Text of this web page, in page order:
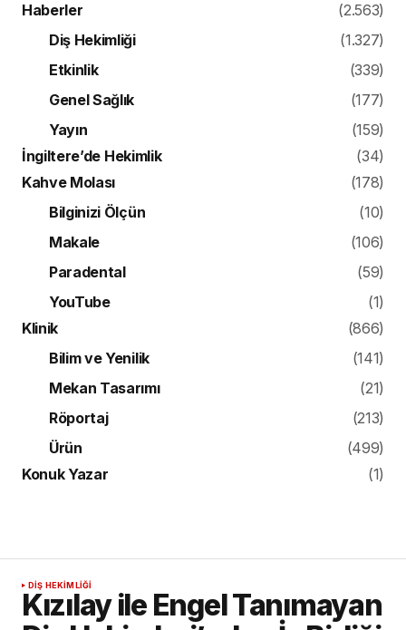
Haberler
(2.563)
Diş Hekimliği
(1.327)
Etkinlik
(339)
Genel Sağlık
(177)
Yayın
(159)
İngiltere’de Hekimlik
(34)
Kahve Molası
(178)
Bilginizi Ölçün
(10)
Makale
(106)
Paradental
(59)
YouTube
(1)
Klinik
(866)
Bilim ve Yenilik
(141)
Mekan Tasarımı
(21)
Röportaj
(213)
Ürün
(499)
Konuk Yazar
(1)
DIŞ HEKIMLIĞI
Kızılay ile Engel Tanımayan